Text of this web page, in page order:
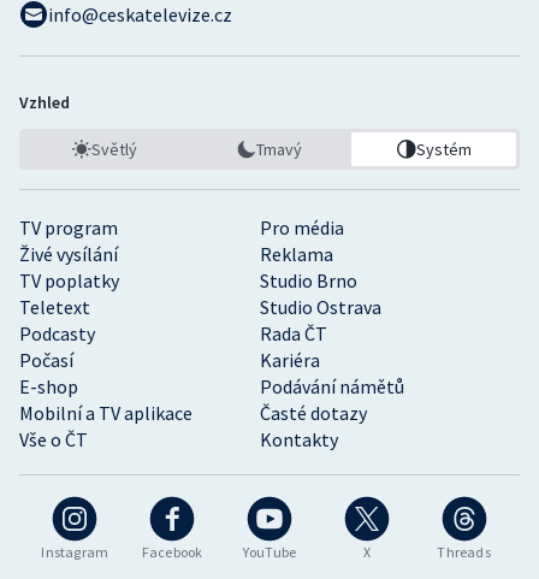
Instagram Facebook YouTube X Threads
TV program
Pro média
Živé vysílání
Reklama
TV poplatky
Studio Brno
Teletext
Studio Ostrava
Podcasty
Rada ČT
Počasí
Kariéra
E-shop
Podávání námětů
Mobilní a TV aplikace
Časté dotazy
Vše o ČT
Kontakty
info@ceskatelevize.cz
Vzhled
Světlý Tmavý Systém